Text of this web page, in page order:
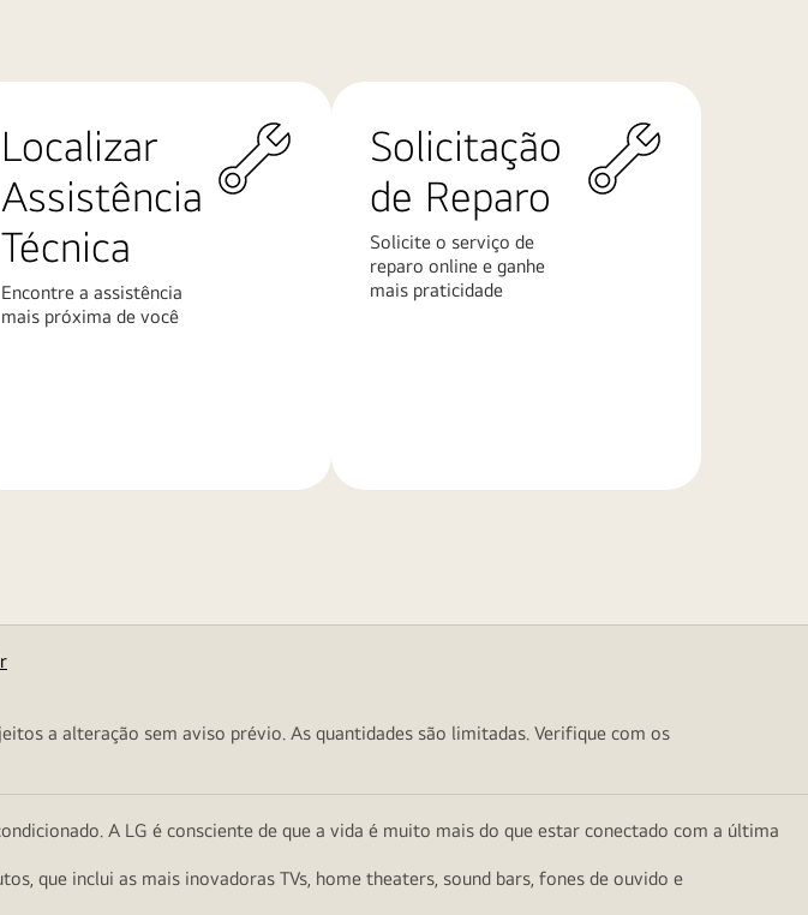
Localizar
Assistência
Técnica
Encontre a assistência
mais próxima de você
Solicitação
de Reparo
Solicite o serviço de
reparo online e ganhe
mais praticidade
a alteração sem aviso prévio. As quantidades são limitadas. Verifique com os
A LG é consciente de que a vida é muito mais do que estar conectado com a última
que inclui as mais inovadoras TVs, home theaters, sound bars, fones de ouvido e